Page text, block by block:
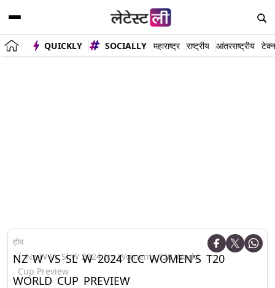
QUICKLY SOCIALLY महाराष्ट्र राष्ट्रीय आंतरराष्ट्रीय
होम
Nz W Vs Sl W 2024 Icc Women's T20 World
Cup Preview
NZ W VS SL W 2024 ICC WOMEN'S T20
WORLD CUP PREVIEW